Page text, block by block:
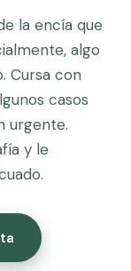
la encía que
algo
Cursa con
casos
urgente.
y le